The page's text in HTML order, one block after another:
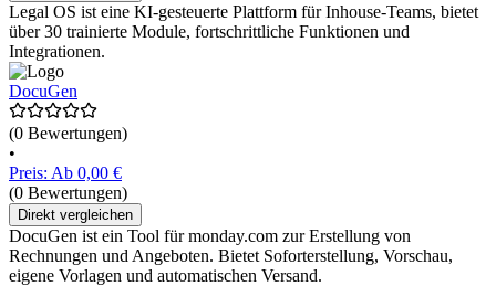
Legal OS ist eine KI-gesteuerte Plattform für Inhouse-Teams, bietet
über 30 trainierte Module, fortschrittliche Funktionen und
Integrationen.
DocuGen
(0 Bewertungen)
•
Preis: Ab 0,00 €
(0 Bewertungen)
Direkt vergleichen
DocuGen ist ein Tool für monday.com zur Erstellung von
Rechnungen und Angeboten. Bietet Soforterstellung, Vorschau,
eigene Vorlagen und automatischen Versand.